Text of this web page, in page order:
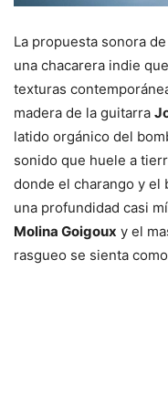
La propuesta sonora de
una chacarera indie
texturas
madera de la guitarra
latido orgánico del
sonido que huele a
donde el charango y el
una profundidad casi
Molina Goigoux y el
rasgueo se sienta